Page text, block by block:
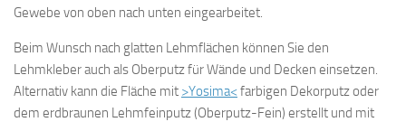
Gewebe von oben nach unten eingearbeitet.
Beim Wunsch nach glatten Lehmflächen können Sie den
Lehmkleber auch als Oberputz für Wände und Decken einsetzen.
Alternativ kann die Fläche mit >Yosima<farbigen Dekorputz oder
dem erdbraunen Lehmfeinputz (Oberputz-Fein) erstellt und mit